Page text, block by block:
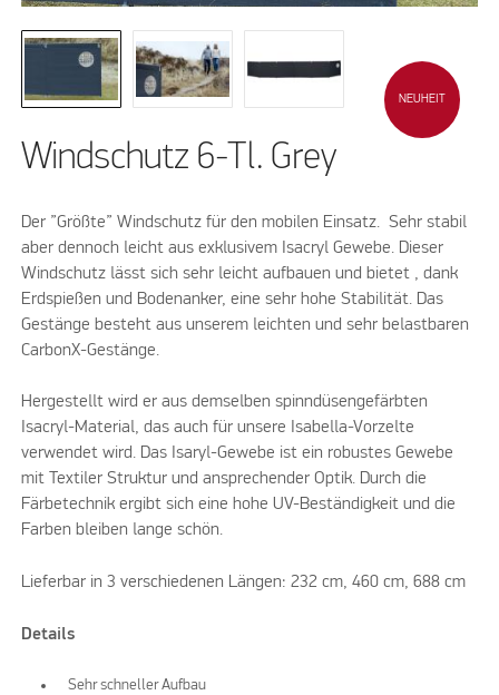
NEUHEIT
Windschutz 6-Tl. Grey
Der ”Größte” Windschutz für den mobilen Einsatz. Sehr stabil
aber dennoch leicht aus exklusivem Isacryl Gewebe. Dieser
Windschutz lässt sich sehr leicht aufbauen und bietet , dank
Erdspießen und Bodenanker, eine sehr hohe Stabilität. Das
Gestänge besteht aus unserem leichten und sehr belastbaren
CarbonX-Gestänge.
Hergestellt wird er aus demselben spinndüsengefärbten
Isacryl-Material, das auch für unsere Isabella-Vorzelte
verwendet wird. Das Isaryl-Gewebe ist ein robustes Gewebe
mit Textiler Struktur und ansprechender Optik. Durch die
Färbetechnik ergibt sich eine hohe UV-Beständigkeit und die
Farben bleiben lange schön.
Lieferbar in 3 verschiedenen Längen: 232 cm, 460 cm, 688 cm
Details
Sehr schneller Aufbau